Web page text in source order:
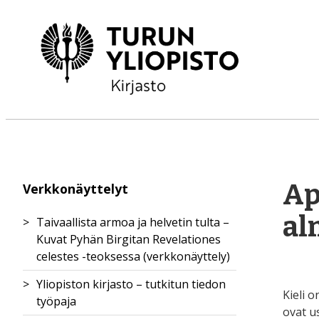
Verkkonäyttelyt
Taivaallista armoa ja helvetin tulta –
Kuvat Pyhän Birgitan Revelationes
celestes -teoksessa (verkkonäyttely)
Birgitan uudistusagenda
Ilmestys uudesta
Taivaan ja maan välillä
Yliopiston kirjasto – tutkitun tiedon
työpaja
Kieli
ovat